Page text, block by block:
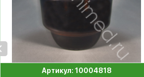
Артикул: 10004818